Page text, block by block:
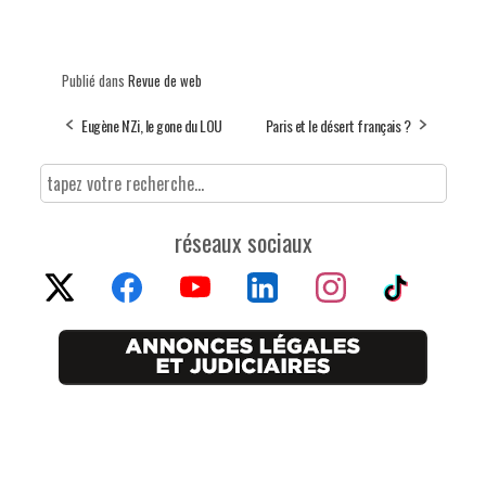
Publié dans Revue de web
Eugène N'Zi, le gone du LOU Paris et le désert français ?
réseaux sociaux